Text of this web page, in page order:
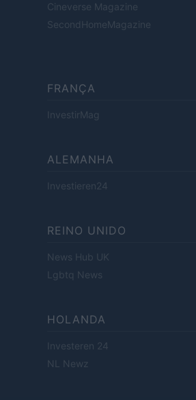
Cineverse Magazine
SecondHomeMagazine
FRANÇA
InvestirMag
ALEMANHA
Investieren24
REINO UNIDO
News Hub UK
Lgbtq News
HOLANDA
Investeren 24
NL Newz